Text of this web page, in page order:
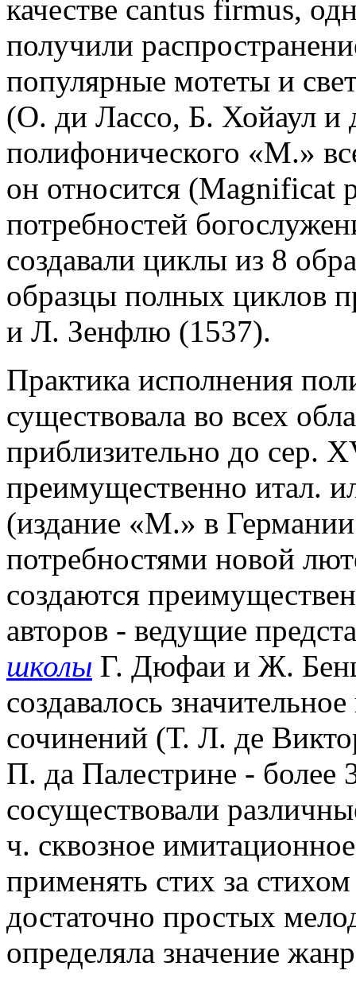
качестве cantus firmus,
получили
популярные мотеты и
(О. ди Лассо, Б. Хойаул и
полифонического «М.»
он относится (Magnificat
потребностей
создавали циклы из 8
образцы полных циклов
и Л. Зенфлю (1537).
Практика исполнения
существовала во всех
приблизительно до сер.
преимущественно итал.
(издание «М.» в
потребностями новой
создаются
авторов - ведущие
школы Г. Дюфаи и Ж.
создавалось
сочинений (Т. Л. де
П. да Палестрине - более
сосуществовали
ч. сквозное
применять стих за
достаточно простых
определяла значение